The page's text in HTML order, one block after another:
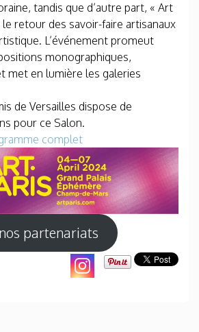
tandis que d’autre part, « Art
retour des savoir-faire artisanaux
L’événement promeut
monographiques,
met en lumière les galeries
de Versailles dispose de
pour ce Salon.
complet
partenariats